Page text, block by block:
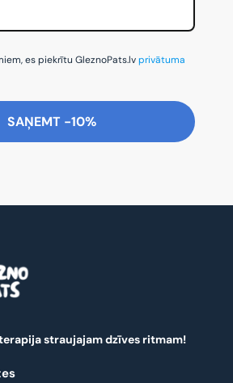
es piekrītu GleznoPats.lvprivātuma
SAŅEMT -10%
straujajam dzīves ritmam!